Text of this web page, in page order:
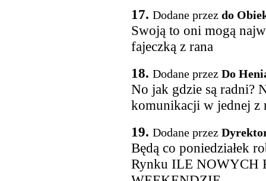
17. Dodane przez do
Swoją to oni mogą
fajeczką z rana
18. Dodane przez Do
No jak gdzie są radni?
komunikacji w jednej z
19. Dodane przez
Będą co poniedziałek
Rynku ILE NOWYCH